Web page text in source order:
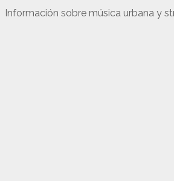
Información sobre música urbana y